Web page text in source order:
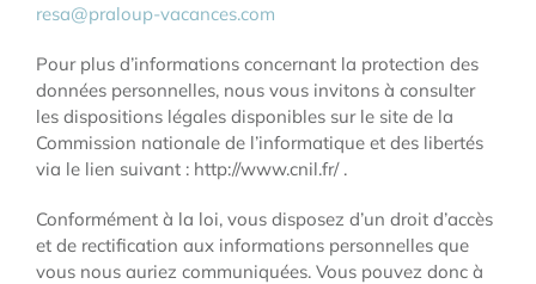
resa@praloup-vacances.com
Pour plus d’informations concernant la protection des
données personnelles, nous vous invitons à consulter
les dispositions légales disponibles sur le site de la
Commission nationale de l’informatique et des libertés
via le lien suivant : http://www.cnil.fr/ .
Conformément à la loi, vous disposez d’un droit d’accès
et de rectification aux informations personnelles que
vous nous auriez communiquées. Vous pouvez donc à